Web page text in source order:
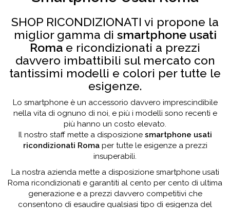
SHOP RICONDIZIONATI vi propone la
miglior gamma di smartphone usati
Roma e ricondizionati a prezzi
davvero imbattibili sul mercato con
tantissimi modelli e colori per tutte le
esigenze.
Lo smartphone è un accessorio davvero imprescindibile
nella vita di ognuno di noi, e più i modelli sono recenti e
più hanno un costo elevato.
Il nostro staff mette a disposizione smartphone usati
ricondizionati Romaper tutte le esigenze a prezzi
insuperabili.
La nostra azienda mette a disposizione smartphone usati
Roma ricondizionati e garantiti al cento per cento di ultima
generazione e a prezzi davvero competitivi che
consentono di esaudire qualsiasi tipo di esigenza del